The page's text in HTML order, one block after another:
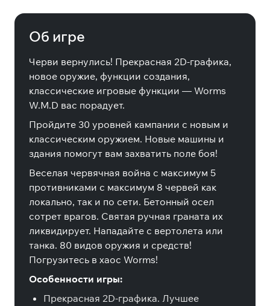
Об игре
Черви вернулись! Прекрасная 2D-графика,
новое оружие, функции создания,
классические игровые функции — Worms
W.M.D вас порадует.
Пройдите 30 уровней кампании с новым и
классическим оружием. Новые машины и
здания помогут вам захватить поле боя!
Веселая червячная война с максимум 5
противниками с максимум 8 червей как
локально, так и по сети. Бетонный осел
сотрет врагов. Святая ручная граната их
ликвидирует. Нападайте с вертолета или
танка. 80 видов оружия и средств!
Погрузитесь в хаос Worms!
Особенности игры:
Прекрасная 2D-графика. Лучшее